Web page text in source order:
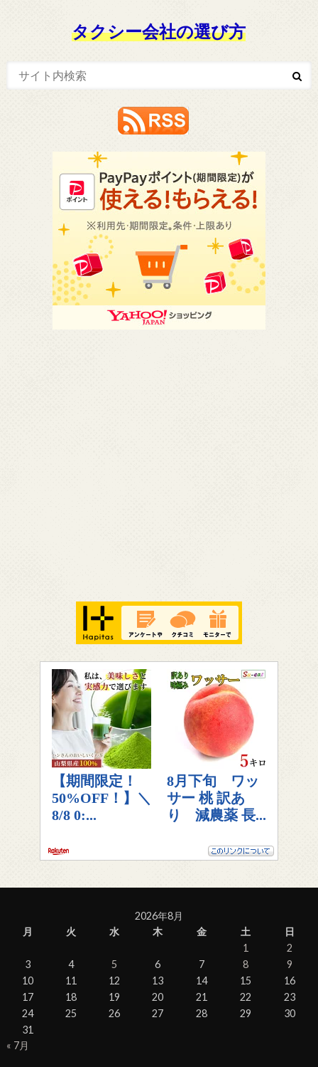
タクシー会社の選び方
2026年8月
月
火 水 木 金 土
日
1
2
3
4 5 6 7 8
9
10
11 12 13 14 15
16
17
18 19 20 21 22
23
24
25 26 27 28 29
30
31
« 7月